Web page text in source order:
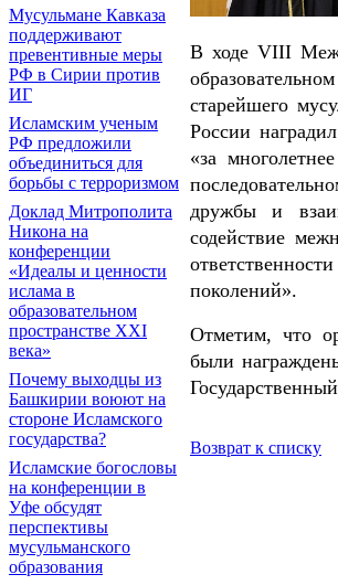
Мусульмане Кавказа
поддерживают
превентивные меры
РФ в Сирии против
ИГ
Исламским ученым
РФ предложили
объединиться для
борьбы с терроризмом
Доклад Митрополита
Никона на
конференции
«Идеалы и ценности
ислама в
образовательном
пространстве XXI
века»
Почему выходцы из
Башкирии воюют на
стороне Исламского
государства?
Исламские богословы
на конференции в
Уфе обсудят
перспективы
мусульманского
образования
В ходе VIII
старейшего
России
«за
дружбы и
содействие
поколений».
Отметим, что
были
Возврат к списку